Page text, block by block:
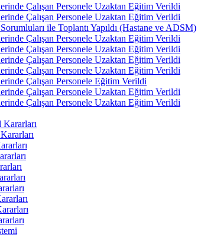
Çalışan Personele Uzaktan Eğitim Verildi
Çalışan Personele Uzaktan Eğitim Verildi
ile Toplantı Yapıldı (Hastane ve ADSM)
Çalışan Personele Uzaktan Eğitim Verildi
Çalışan Personele Uzaktan Eğitim Verildi
Çalışan Personele Uzaktan Eğitim Verildi
Çalışan Personele Uzaktan Eğitim Verildi
Çalışan Personele Eğitim Verildi
Çalışan Personele Uzaktan Eğitim Verildi
Çalışan Personele Uzaktan Eğitim Verildi